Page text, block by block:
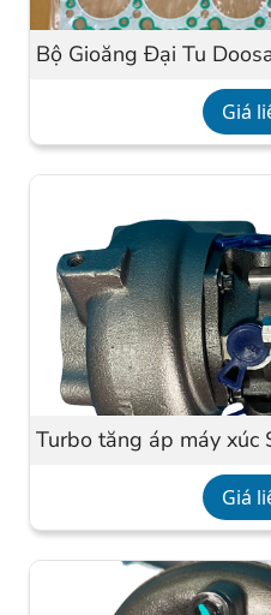
Bộ Gioăng Đại Tu
Giá
Turbo tăng áp máy xúc
Giá